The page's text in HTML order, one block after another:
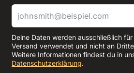
Deine Daten werden ausschließlich
Versand verwendet und nicht an
Weitere Informationen findest du in
Datenschutzerklärung.